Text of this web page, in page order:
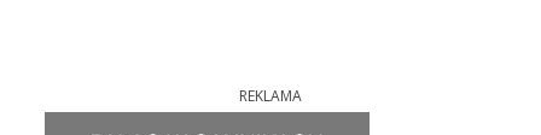
REKLAMA